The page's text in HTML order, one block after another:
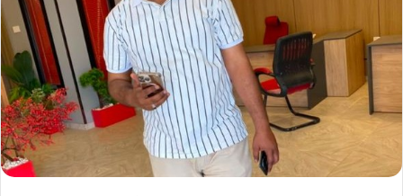
ك
ت
ر
و
ن
ي
ا